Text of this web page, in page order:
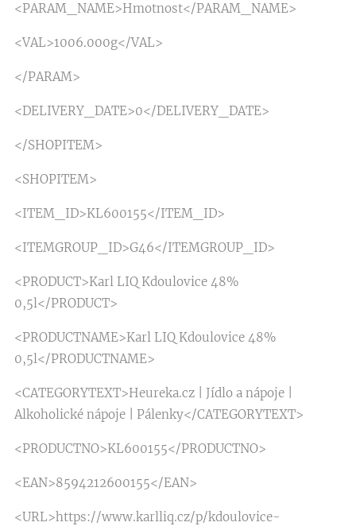
<PARAM_NAME>Hmotnost</PARAM_NAME>
<VAL>1006.000g</VAL>
</PARAM>
<DELIVERY_DATE>0</DELIVERY_DATE>
</SHOPITEM>
<SHOPITEM>
<ITEM_ID>KL600155</ITEM_ID>
<ITEMGROUP_ID>G46</ITEMGROUP_ID>
<PRODUCT>Karl LIQ Kdoulovice 48%
0,5l</PRODUCT>
<PRODUCTNAME>Karl LIQ Kdoulovice 48%
0,5l</PRODUCTNAME>
<CATEGORYTEXT>Heureka.cz | Jídlo a nápoje |
Alkoholické nápoje | Pálenky</CATEGORYTEXT>
<PRODUCTNO>KL600155</PRODUCTNO>
<EAN>8594212600155</EAN>
<URL>https://www.karlliq.cz/p/kdoulovice-